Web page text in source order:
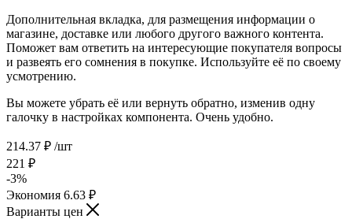
Дополнительная вкладка, для размещения информации о
магазине, доставке или любого другого важного контента.
Поможет вам ответить на интересующие покупателя вопросы
и развеять его сомнения в покупке. Используйте её по своему
усмотрению.
Вы можете убрать её или вернуть обратно, изменив одну
галочку в настройках компонента. Очень удобно.
214.37 ₽ /шт
221 ₽
-3%
Экономия 6.63 ₽
Варианты цен